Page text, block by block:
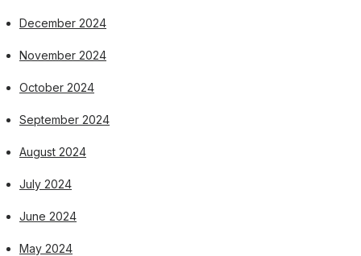
December 2024
November 2024
October 2024
September 2024
August 2024
July 2024
June 2024
May 2024